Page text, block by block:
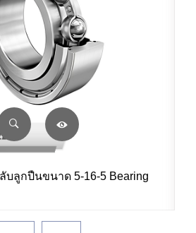
บลูกปืนขนาด 5-16-5 Bearing